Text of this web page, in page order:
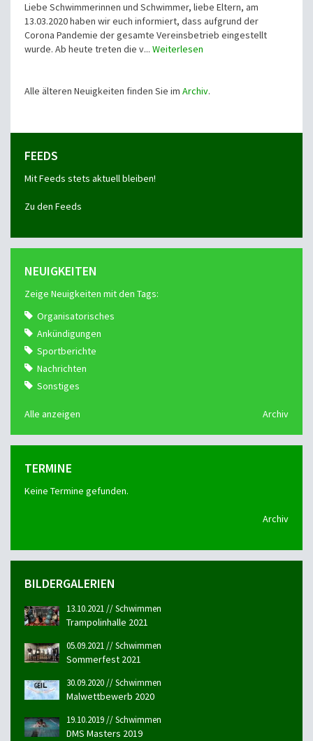
Liebe Schwimmerinnen und Schwimmer, liebe Eltern, am
13.03.2020 haben wir euch informiert, dass aufgrund der
Corona Pandemie der gesamte Vereinsbetrieb eingestellt
wurde. Ab heute treten die v... Weiterlesen
Alle älteren Neuigkeiten finden Sie im Archiv.
FEEDS
Mit Feeds stets aktuell bleiben!
Zu den Feeds
NEUIGKEITEN
Zeige Neuigkeiten mit den Tags:
Organisatorisches
Ankündigungen
Sportberichte
Nachrichten
Sonstiges
Alle anzeigen Archiv
TERMINE
Keine Termine gefunden.
Archiv
BILDERGALERIEN
13.10.2021 // Schwimmen
Trampolinhalle 2021
05.09.2021 // Schwimmen
Sommerfest 2021
30.09.2020 // Schwimmen
Malwettbewerb 2020
19.10.2019 // Schwimmen
DMS Masters 2019